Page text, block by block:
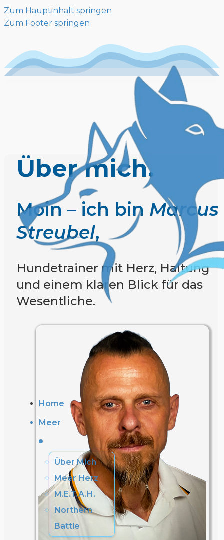
Zum Hauptinhalt springen
Zum Footer springen
Home
Meer
Über Mich
Meer Herz
M.E.T.A.H.
Northern
Battle
Über mich.
Moin – ich bin Marcus
Streubel,
Hundetrainer mit Herz, Haltung
und einem klaren Blick für das
Wesentliche.